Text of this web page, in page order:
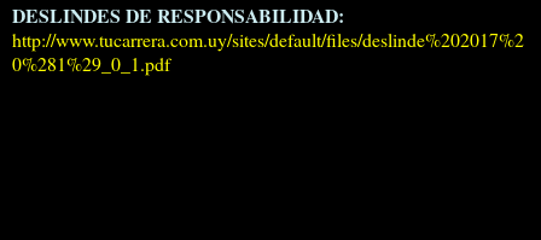
DESLINDES DE RESPONSABILIDAD:
http://www.tucarrera.com.uy/sites/default/files/deslinde%202017%2
0%281%29_0_1.pdf